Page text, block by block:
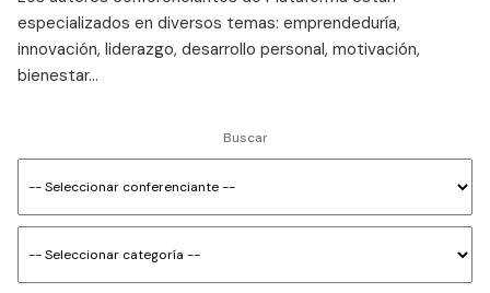
especializados en diversos temas: emprendeduría,
innovación, liderazgo, desarrollo personal, motivación,
bienestar...
Buscar